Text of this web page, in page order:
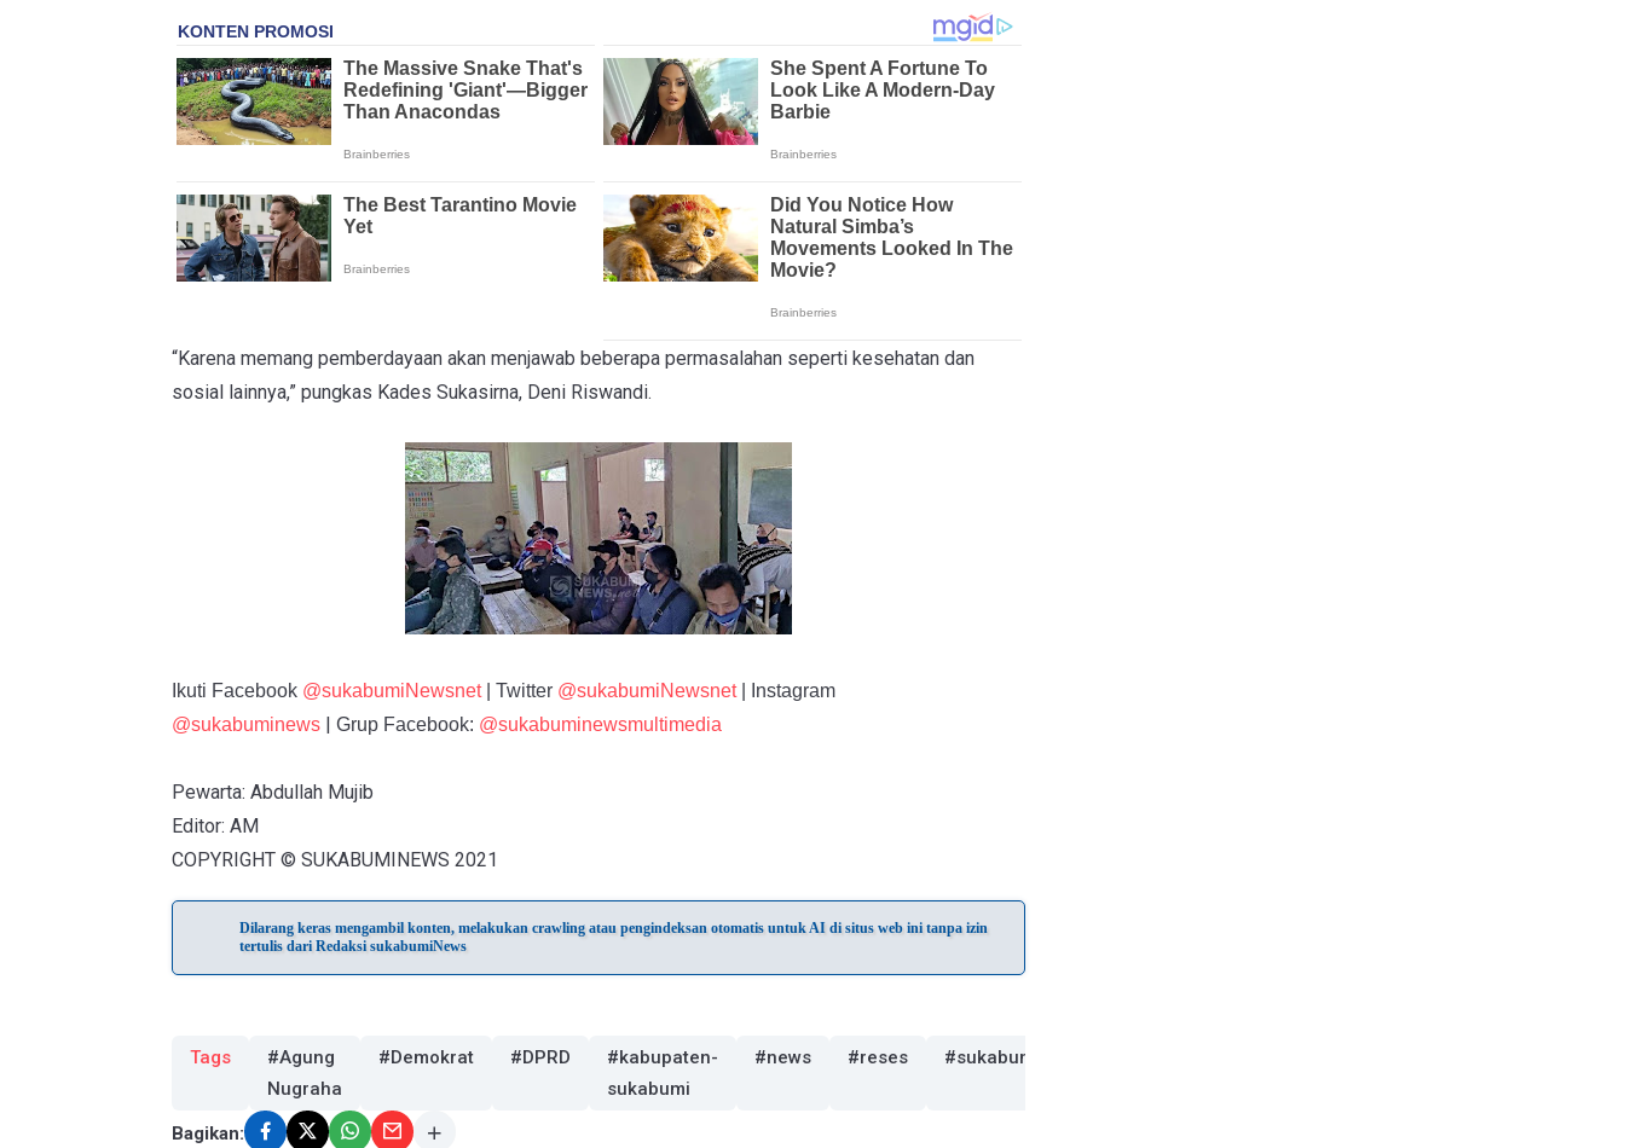
“Karena memang pemberdayaan akan menjawab beberapa permasalahan seperti kesehatan dan
sosial lainnya,” pungkas Kades Sukasirna, Deni Riswandi.
Ikuti Facebook @sukabumiNewsnet| Twitter @sukabumiNewsnet| Instagram
@sukabuminews | Grup Facebook: @sukabuminewsmultimedia
Pewarta: Abdullah Mujib
Editor: AM
COPYRIGHT © SUKABUMINEWS 2021
Dilarang keras mengambil konten, melakukan crawling atau pengindeksan otomatis untuk AI di situs web ini tanpa izin
tertulis dari Redaksi sukabumiNews
Tags
#Agung
Nugraha
#Demokrat #DPRD
#kabupaten-
sukabumi
#news #reses #sukabumi
Bagikan: